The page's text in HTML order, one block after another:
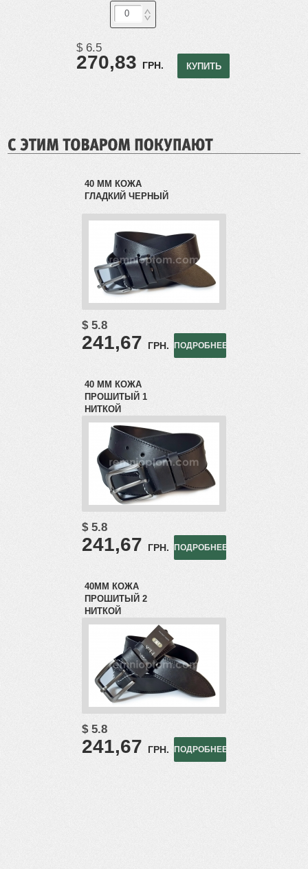
$ 6.5
270,83 ГРН. КУПИТЬ
40 ММ КОЖА
ГЛАДКИЙ ЧЕРНЫЙ
$ 5.8
241,67 ГРН. ПОДРОБНЕЕ
40 ММ КОЖА
ПРОШИТЫЙ 1
НИТКОЙ
$ 5.8
241,67 ГРН. ПОДРОБНЕЕ
40ММ КОЖА
ПРОШИТЫЙ 2
НИТКОЙ
$ 5.8
241,67 ГРН. ПОДРОБНЕЕ